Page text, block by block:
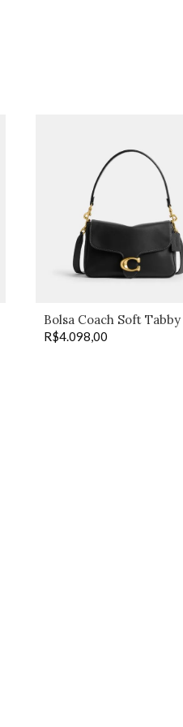
Bolsa Coach Soft
R$4.098,00